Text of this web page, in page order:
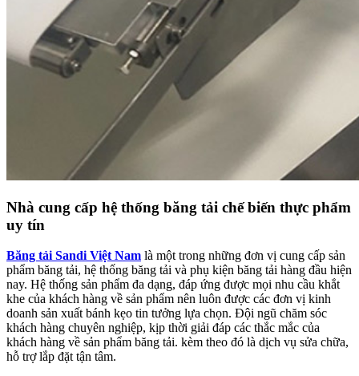
Nhà cung cấp hệ thống băng tải chế biến thực phẩm
uy tín
Băng tải Sandi Việt Nam là một trong những đơn vị cung cấp sản
phẩm băng tải, hệ thống băng tải và phụ kiện băng tải hàng đầu hiện
nay. Hệ thống sản phẩm đa dạng, đáp ứng được mọi nhu cầu khắt
khe của khách hàng về sản phẩm nên luôn được các đơn vị kinh
doanh sản xuất bánh kẹo tin tưởng lựa chọn. Đội ngũ chăm sóc
khách hàng chuyên nghiệp, kịp thời giải đáp các thắc mắc của
khách hàng về sản phẩm băng tải. kèm theo đó là dịch vụ sửa chữa,
hỗ trợ lắp đặt tận tâm.